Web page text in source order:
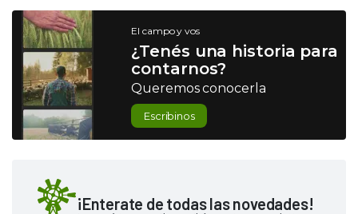
El campo y vos
¿Tenés una historia para
contarnos?
Queremos conocerla
Escribinos
¡Enterate de todas las novedades!